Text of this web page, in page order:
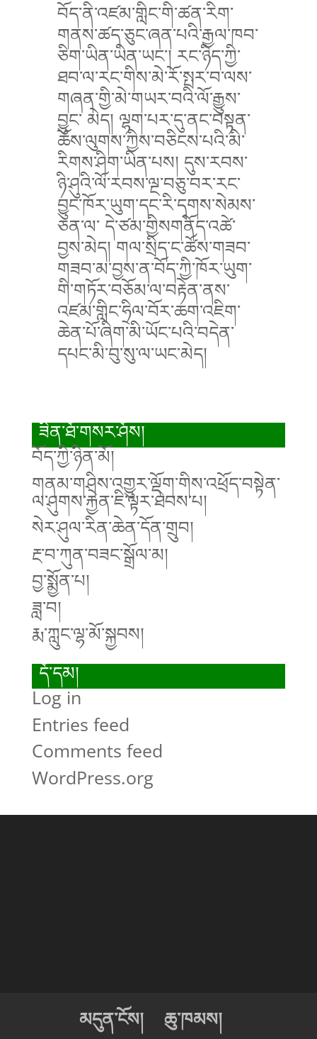
བོད་ནི་འཛམ་གླིང་གི་ཚན་རིག་
གནས་ཚད་ཅུང་ཞན་པའི་རྒྱལ་ཁབ་
ཅིག་ཡིན་ཡིན་ཡང་། རང་ཉིད་ཀྱི་
ཐབ་ལ་རང་གིས་མེ་རོ་སྤར་བ་ལས་
གཞན་གྱི་མེ་གཡར་བའི་ལོ་རྒྱུས་
བྱུང་ མེད། ལྷག་པར་དུ་ནང་བསྟན་
ཆོས་ལུགས་ཀྱིས་བཅིངས་པའི་མི་
རིགས་ཤིག་ཡིན་པས། དུས་རབས་
ཉི་ཤུའི་ལོ་རབས་ལྔ་བཅུ་བར་རང་
བྱུང་ཁོར་ཡུག་དང་རི་དྭགས་སེམས་
ཅན་ལ་ དེ་ཙམ་གྱིསགནོད་འཚེ་
བྱས་མེད། གལ་སྲིད་ང་ཚོས་གཟབ་
གཟབ་མ་བྱས་ན་བོད་ཀྱི་ཁོར་ཡུག་
གི་གཏོར་བཅོམ་ལ་བརྟེན་ནས་
འཛམ་གླིང་ཧྲིལ་བོར་ཆག་འཇིག་
ཆེན་པོ་ཞིག་མི་ཡོང་པའི་བདེན་
དཔང་མི་བུ་སུ་ལ་ཡང་མེད།
ཟིན་ཐོ་གསར་ཤོས།
བོད་ཀྱི་ཉིན་མོ།
གནམ་གཤིས་འགྱུར་ལྡོག་གིས་འཕྲོད་བསྟེན་
ལ་ཤུགས་རྐྱེན་ཇི་ལྟར་ཐེབས་པ།
སེར་ཤུལ་རིན་ཆེན་དོན་གྲུབ།
རྔ་བ་ཀུན་བཟང་སྒྲོལ་མ།
བྱ་སྨྱོན་པ།
ཟླ་བ།
རྨ་ཀླུང་ལྷ་མོ་སྐྱབས།
དོ་དམ།
Log in
Entries feed
Comments feed
WordPress.org
མདུན་ངོས། ཆུ་ཁམས།